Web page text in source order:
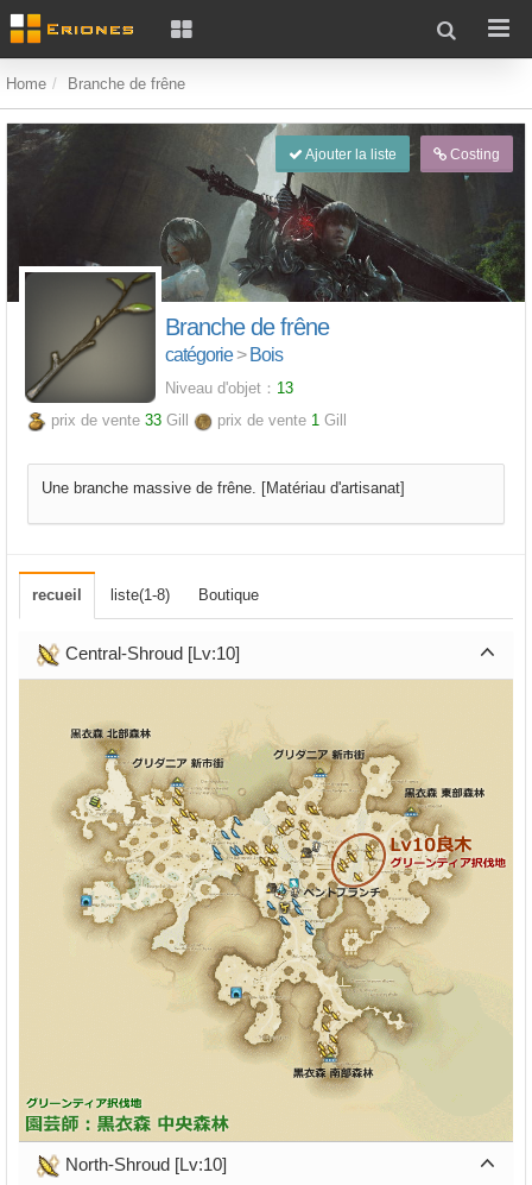
Home Branche de frêne
Ajouter la liste Costing
Branche de frêne
catégorie> Bois
Niveau d'objet： 13
prix de vente 33 Gill prix de vente 1 Gill
Une branche massive de frêne. [Matériau d'artisanat]
recueil liste(1-8) Boutique
Central-Shroud [Lv:10]
North-Shroud [Lv:10]